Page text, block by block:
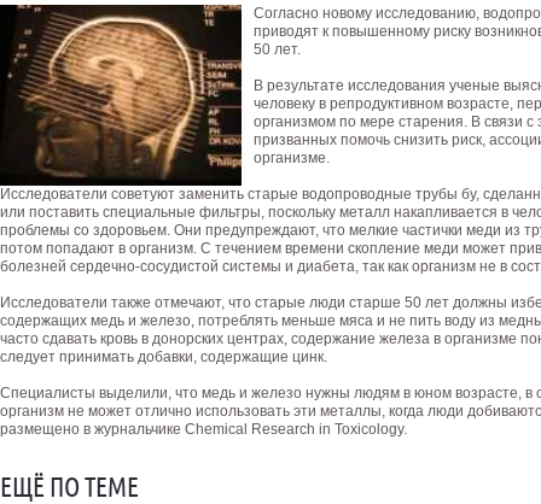
Согласно новому исследованию,
приводят к повышенному риску
50 лет.
В результате исследования ученые
человеку в репродуктивном возрасте,
организмом по мере старения. В связи
призванных помочь снизить риск,
организме.
Исследователи советуют заменить старые водопроводные трубы бу,
или поставить специальные фильтры, поскольку металл накапливается в
проблемы со здоровьем. Они предупреждают, что мелкие частички меди из
потом попадают в организм. С течением времени скопление меди может
болезней сердечно-сосудистой системы и диабета, так как организм не в
Исследователи также отмечают, что старые люди старше 50 лет должны
содержащих медь и железо, потреблять меньше мяса и не пить воду из
часто сдавать кровь в донорских центрах, содержание железа в организме
следует принимать добавки, содержащие цинк.
Специалисты выделили, что медь и железо нужны людям в юном возрасте, в
организм не может отлично использовать эти металлы, когда люди
размещено в журнальчике Chemical Research in Toxicology.
ЕЩЁ ПО ТЕМЕ